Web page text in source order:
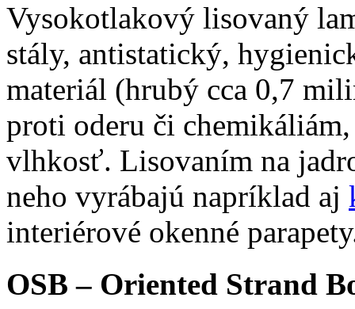
Vysokotlakový lisovaný
stály, antistatický,
materiál (hrubý cca 0,7
proti oderu či
vlhkosť. Lisovaním na
neho vyrábajú napríklad aj
interiérové okenné
OSB – Oriented Strand